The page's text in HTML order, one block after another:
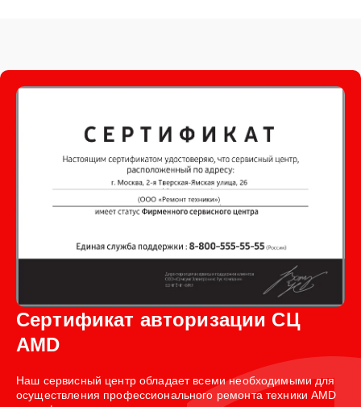
Сертификат авторизации СЦ
AMD
Наш сервисный центр обладает всеми необходимыми для
осуществления профессионального ремонта техники AMD